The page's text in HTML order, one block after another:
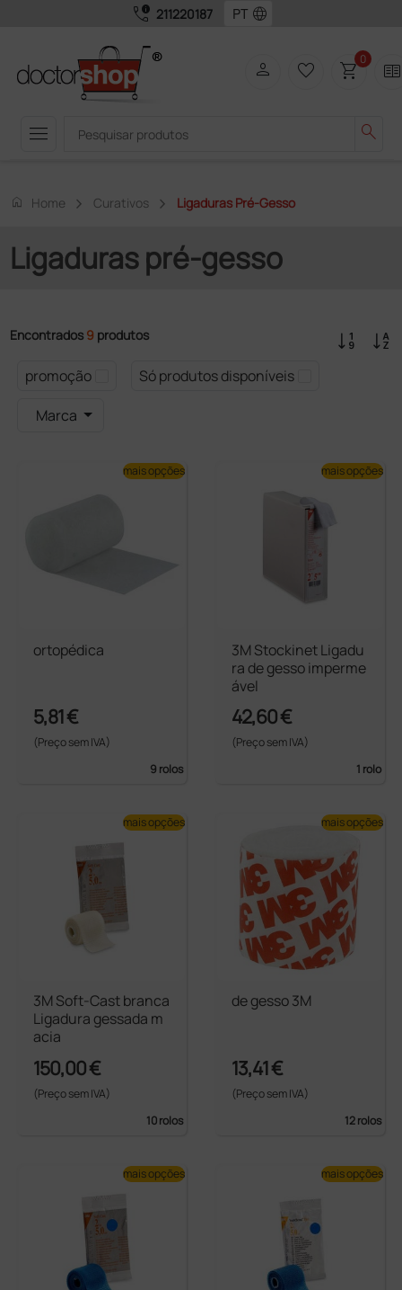
call_quality 211220187 language
menu search
person favorite_border shopping_cart0 two_pager
home Home Curativos Ligaduras Pré-Gesso
Ligaduras pré-gesso
Encontrados 9 produtos
promoção
Só produtos disponíveis
Marca
ortopédica
5,81 €
(Preço sem IVA)
9 rolos
mais opções
3M Stockinet Ligadu
ra de gesso imperme
ável
42,60 €
(Preço sem IVA)
1 rolo
mais opções
3M Soft-Cast branca
Ligadura gessada m
acia
150,00 €
(Preço sem IVA)
10 rolos
mais opções
de gesso 3M
13,41 €
(Preço sem IVA)
12 rolos
mais opções
mais opções mais opções